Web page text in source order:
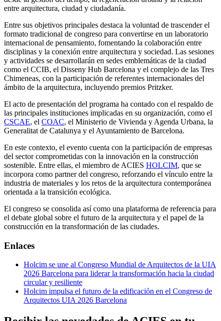
entre arquitectura, ciudad y ciudadanía.
Entre sus objetivos principales destaca la voluntad de trascender el
formato tradicional de congreso para convertirse en un laboratorio
internacional de pensamiento, fomentando la colaboración entre
disciplinas y la conexión entre arquitectura y sociedad. Las sesiones
y actividades se desarrollarán en sedes emblemáticas de la ciudad
como el CCIB, el Disseny Hub Barcelona y el complejo de las Tres
Chimeneas, con la participación de referentes internacionales del
ámbito de la arquitectura, incluyendo premios Pritzker.
El acto de presentación del programa ha contado con el respaldo de
las principales instituciones implicadas en su organización, como el
CSCAE, el COAC, el Ministerio de Vivienda y Agenda Urbana, la
Generalitat de Catalunya y el Ayuntamiento de Barcelona.
En este contexto, el evento cuenta con la participación de empresas
del sector comprometidas con la innovación en la construcción
sostenible. Entre ellas, el miembro de ACIES HOLCIM, que se
incorpora como partner del congreso, reforzando el vínculo entre la
industria de materiales y los retos de la arquitectura contemporánea
orientada a la transición ecológica.
El congreso se consolida así como una plataforma de referencia para
el debate global sobre el futuro de la arquitectura y el papel de la
construcción en la transformación de las ciudades.
Enlaces
Holcim se une al Congreso Mundial de Arquitectos de la UIA
2026 Barcelona para liderar la transformación hacia la ciudad
circular y resiliente
Holcim impulsa el futuro de la edificación en el Congreso de
Arquitectos UIA 2026 Barcelona